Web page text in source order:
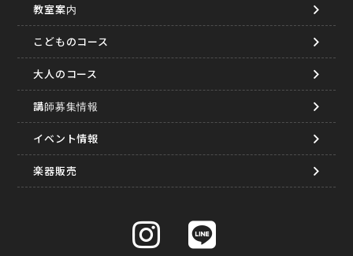
教室案内
こどものコース
大人のコース
講師募集情報
イベント情報
楽器販売